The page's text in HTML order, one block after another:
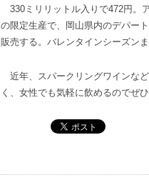
330ミリリットル入りで472円。
の限定生産で、岡山県内のデパー
販売する。バレンタインシーズン
近年、スパークリングワインな
く、女性でも気軽に飲めるのでぜ